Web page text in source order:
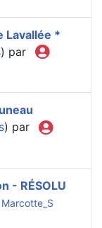
Lavallée *
) par
) par
- RÉSOLU